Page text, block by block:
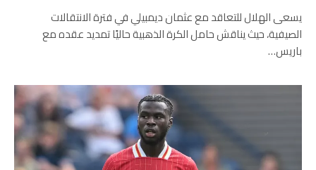
يسعى الهلال للتعاقد مع عثمان ديمبيلي في فترة الانتقالات
الصيفية، حيث يناقش حامل الكرة الذهبية حاليًا تمديد عقده مع
باريس…